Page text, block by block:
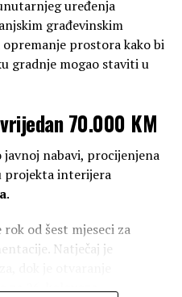
uređenja
građevinskim
prostora kako bi
gradnje mogao staviti u
70.000 KM
nabavi, procijenjena
projekta interijera
.
od šest mjeseci za
Natječaj je
za 26. kolovoza.